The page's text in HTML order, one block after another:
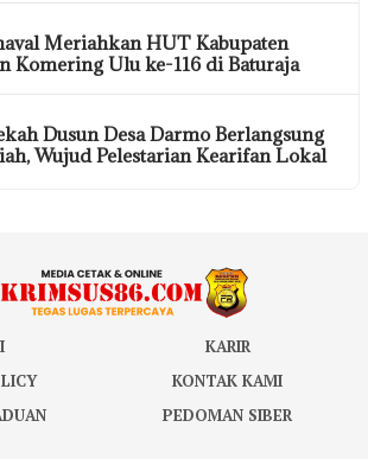
Meriahkan HUT Kabupaten
Komering Ulu ke-116 di Baturaja
Dusun Desa Darmo Berlangsung
Wujud Pelestarian Kearifan Lokal
KARIR
KONTAK KAMI
PEDOMAN SIBER